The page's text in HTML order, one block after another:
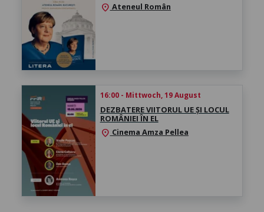
location_onAteneul Român
16:00 - Mittwoch, 19 August
DEZBATERE VIITORUL UE ȘI LOCUL
ROMÂNIEI ÎN EL
location_on Cinema Amza Pellea